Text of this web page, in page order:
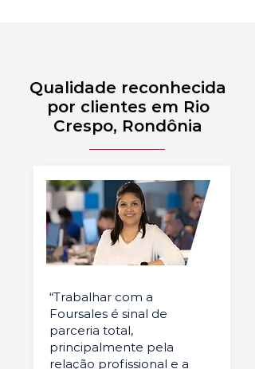
Qualidade reconhecida
por clientes em Rio
Crespo, Rondônia
“Trabalhar com a
Foursales é sinal de
parceria total,
principalmente pela
relação profissional e a